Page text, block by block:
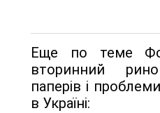
Еще по теме
вторинний
паперів і
в Україні: